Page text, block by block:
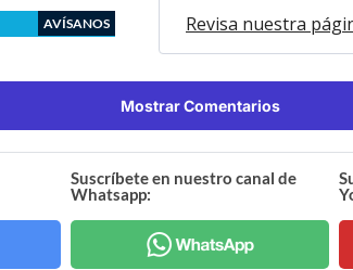
AVÍSANOS Revisa nuestra
Mostrar Comentarios
Suscríbete en nuestro canal de
Whatsapp: